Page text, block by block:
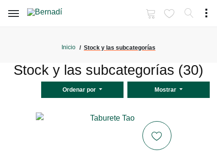
Inicio Stock y las subcategorías
Stock y las subcategorías (30)
Ordenar por Mostrar